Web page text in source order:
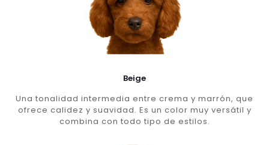
Beige
Una tonalidad intermedia entre crema y marrón, que
ofrece calidez y suavidad. Es un color muy versátil y
combina con todo tipo de estilos.